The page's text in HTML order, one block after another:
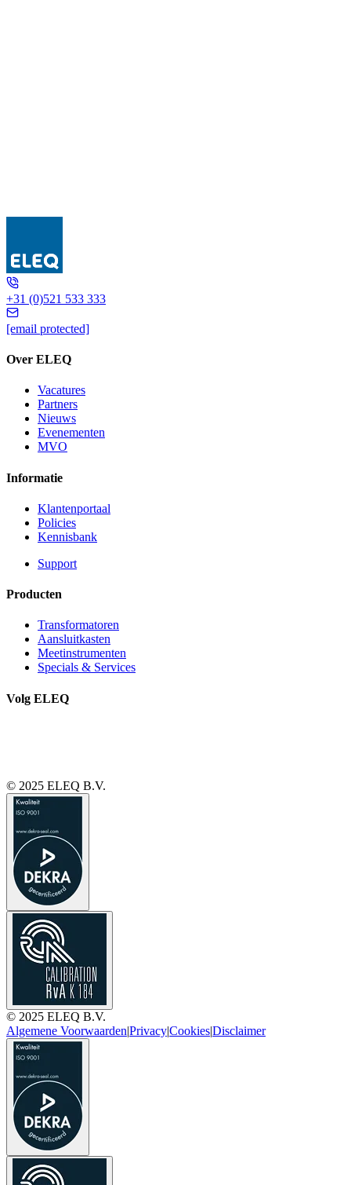
GSRF 1150
+31 (0)521 533 333
[email protected]
Over ELEQ
Vacatures
Partners
Nieuws
Evenementen
MVO
Informatie
Klantenportaal
Policies
Kennisbank
Support
Producten
Transformatoren
Aansluitkasten
Meetinstrumenten
Specials & Services
Volg ELEQ
© 2025 ELEQ B.V.
© 2025 ELEQ B.V.
Algemene Voorwaarden|Privacy|Cookies|Disclaimer